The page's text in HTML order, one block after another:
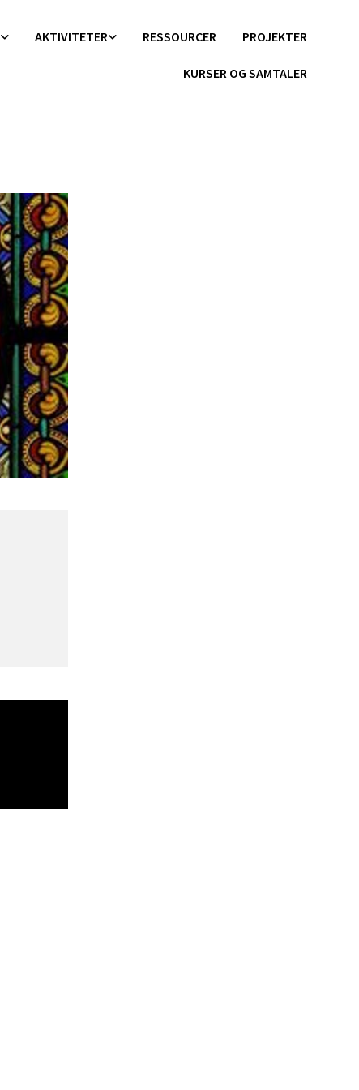
AKTIVITETER RESSOURCER PROJEKTER
KURSER OG SAMTALER